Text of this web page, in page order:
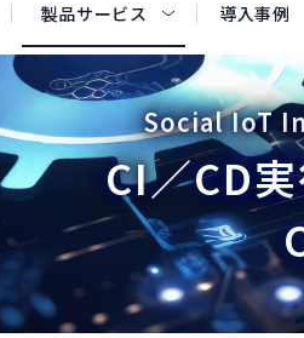
製品サービス 導入事例
Social IoT
CI／CD